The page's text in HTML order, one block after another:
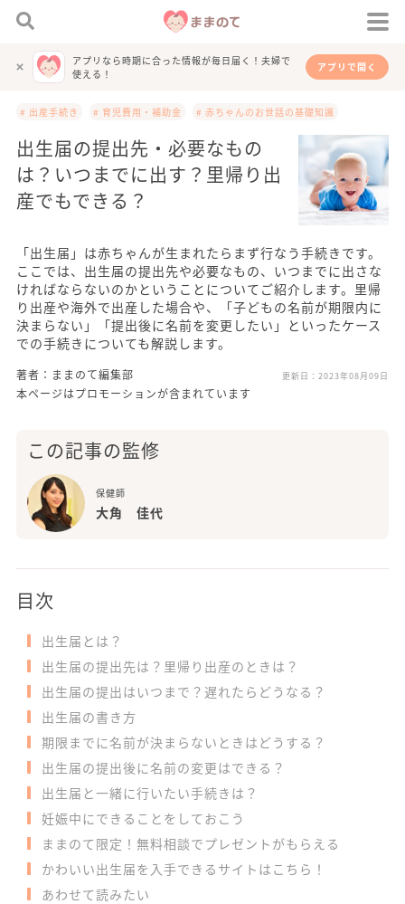
アプリなら時期に合った情報が毎日届く！夫婦で
使える！
アプリで開く
# 出産手続き # 育児費用・補助金 # 赤ちゃんのお世話の基礎知識
出生届の提出先・必要なもの
は？いつまでに出す？里帰り出
産でもできる？
「出生届」は赤ちゃんが生まれたらまず行なう手続きです。
ここでは、出生届の提出先や必要なもの、いつまでに出さな
ければならないのかということについてご紹介します。里帰
り出産や海外で出産した場合や、「子どもの名前が期限内に
決まらない」「提出後に名前を変更したい」といったケース
での手続きについても解説します。
著者：ままのて編集部 更新日： 2023年08月09日
本ページはプロモーションが含まれています
この記事の監修
保健師
大角 佳代
目次
出生届とは？
出生届の提出先は？里帰り出産のときは？
出生届の提出はいつまで？遅れたらどうなる？
出生届の書き方
期限までに名前が決まらないときはどうする？
出生届の提出後に名前の変更はできる？
出生届と一緒に行いたい手続きは？
妊娠中にできることをしておこう
ままのて限定！無料相談でプレゼントがもらえる
かわいい出生届を入手できるサイトはこちら！
あわせて読みたい